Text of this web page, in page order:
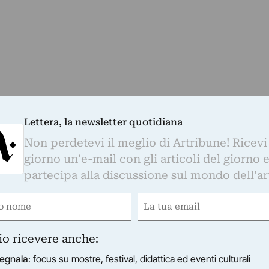
FEDERICA MORANDI ART PROJECTS
Taroni - Yume/Sogno
Federica Morandi art projects inaugura la nuova
con un focus sulla fotografia.
Magenta (MI) 15/02/2015
Lettera, la newsletter quotidiana
Non perdetevi il meglio di Artribune!
giorno un'e-mail con gli articoli del giorno
partecipa alla discussione sul mondo
Email
ricevere anche:
: focus su mostre, festival, didattica ed eventi culturali